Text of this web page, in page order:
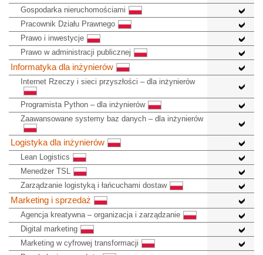
Gospodarka nieruchomościami
Pracownik Działu Prawnego
Prawo i inwestycje
Prawo w administracji publicznej
Informatyka dla inżynierów
Internet Rzeczy i sieci przyszłości – dla inżynierów
Programista Python – dla inżynierów
Zaawansowane systemy baz danych – dla inżynierów
Logistyka dla inżynierów
Lean Logistics
Menedżer TSL
Zarządzanie logistyką i łańcuchami dostaw
Marketing i sprzedaż
Agencja kreatywna – organizacja i zarządzanie
Digital marketing
Marketing w cyfrowej transformacji